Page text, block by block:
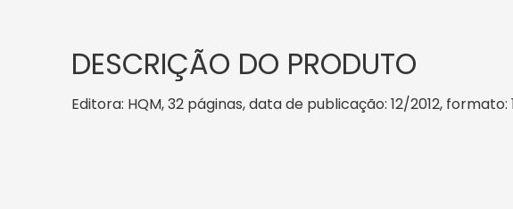
DESCRIÇÃO DO PRODUTO
Editora: HQM, 32 páginas, data de publicação: 12/2012,